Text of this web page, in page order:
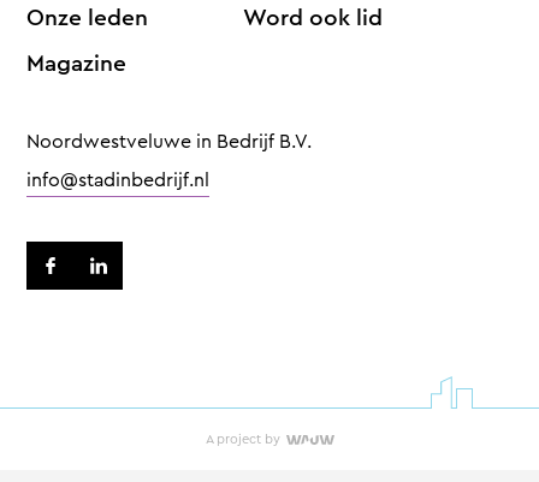
Onze leden
Magazine
Word ook lid
Noordwestveluwe in Bedrijf B.V.
info@stadinbedrijf.nl
A project by